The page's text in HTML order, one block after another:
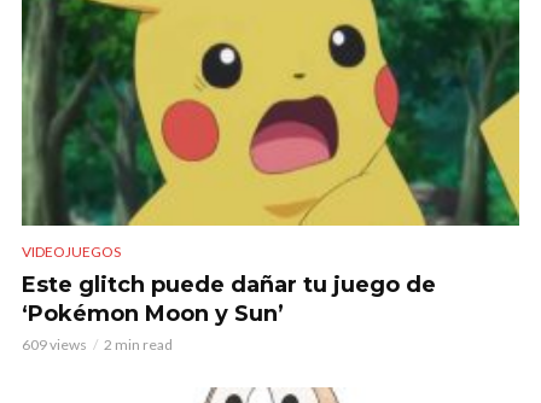
VIDEOJUEGOS
Este glitch puede dañar tu juego de
‘Pokémon Moon y Sun’
609 views 2 min read